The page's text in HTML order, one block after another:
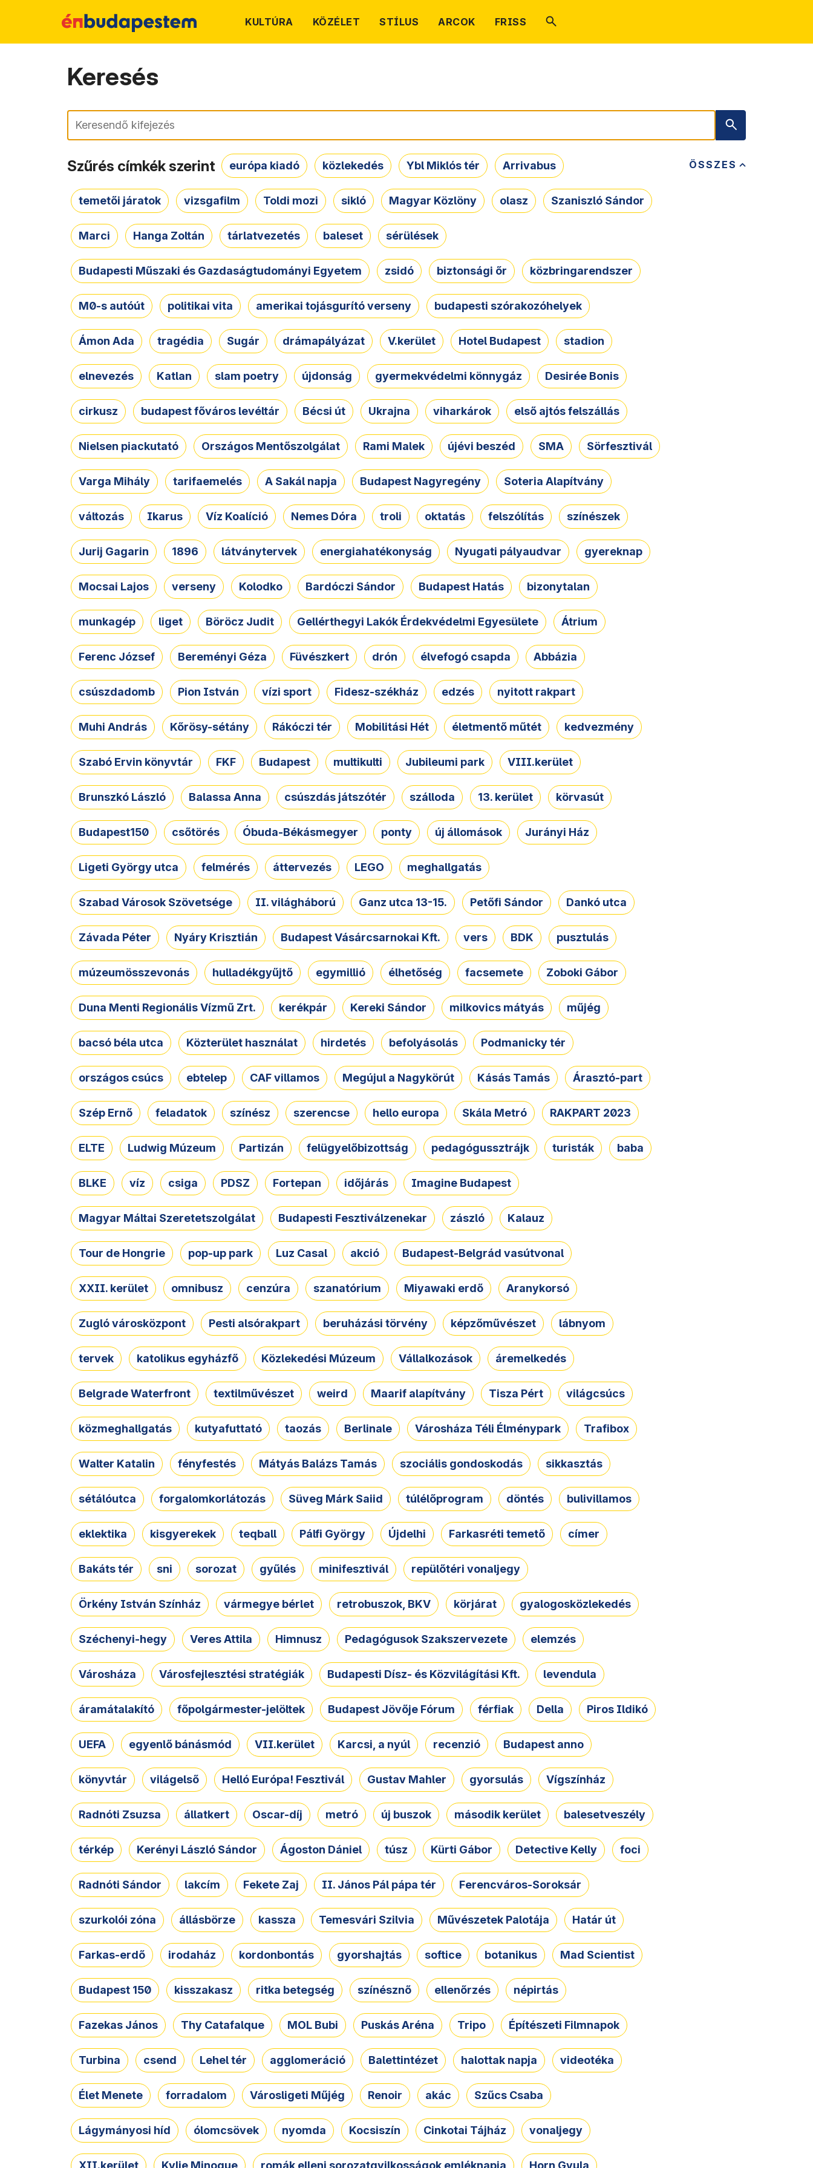
KULTÚRA KÖZÉLET STÍLUS ARCOK FRISS
Keresés
Keresés
ÖSSZES
Szűrés címkék szerint európa kiadó közlekedés Ybl Miklós tér Arrivabus
temetői járatok vizsgafilm Toldi mozi sikló Magyar Közlöny olasz Szaniszló Sándor
Marci Hanga Zoltán tárlatvezetés baleset sérülések
Budapesti Műszaki és Gazdaságtudományi Egyetem zsidó biztonsági őr közbringarendszer
M0-s autóút politikai vita amerikai tojásgurító verseny budapesti szórakozóhelyek
Ámon Ada tragédia Sugár drámapályázat V.kerület Hotel Budapest stadion
elnevezés Katlan slam poetry újdonság gyermekvédelmi könnygáz Desirée Bonis
cirkusz budapest főváros levéltár Bécsi út Ukrajna viharkárok első ajtós felszállás
Nielsen piackutató Országos Mentőszolgálat Rami Malek újévi beszéd SMA Sörfesztivál
Varga Mihály tarifaemelés A Sakál napja Budapest Nagyregény Soteria Alapítvány
változás Ikarus Víz Koalíció Nemes Dóra troli oktatás felszólítás színészek
Jurij Gagarin 1896 látványtervek energiahatékonyság Nyugati pályaudvar gyereknap
Mocsai Lajos verseny Kolodko Bardóczi Sándor Budapest Hatás bizonytalan
munkagép liget Böröcz Judit Gellérthegyi Lakók Érdekvédelmi Egyesülete Átrium
Ferenc József Bereményi Géza Füvészkert drón élvefogó csapda Abbázia
csúszdadomb Pion István vízi sport Fidesz-székház edzés nyitott rakpart
Muhi András Kőrösy-sétány Rákóczi tér Mobilitási Hét életmentő műtét kedvezmény
Szabó Ervin könyvtár FKF Budapest multikulti Jubileumi park VIII.kerület
Brunszkó László Balassa Anna csúszdás játszótér szálloda 13. kerület körvasút
Budapest150 csőtörés Óbuda-Békásmegyer ponty új állomások Jurányi Ház
Ligeti György utca felmérés áttervezés LEGO meghallgatás
Szabad Városok Szövetsége II. világháború Ganz utca 13-15. Petőfi Sándor Dankó utca
Závada Péter Nyáry Krisztián Budapest Vásárcsarnokai Kft. vers BDK pusztulás
múzeumösszevonás hulladékgyűjtő egymillió élhetőség facsemete Zoboki Gábor
Duna Menti Regionális Vízmű Zrt. kerékpár Kereki Sándor milkovics mátyás műjég
bacsó béla utca Közterület használat hirdetés befolyásolás Podmanicky tér
országos csúcs ebtelep CAF villamos Megújul a Nagykörút Kásás Tamás Árasztó-part
Szép Ernő feladatok színész szerencse hello europa Skála Metró RAKPART 2023
ELTE Ludwig Múzeum Partizán felügyelőbizottság pedagógussztrájk turisták baba
BLKE víz csiga PDSZ Fortepan időjárás Imagine Budapest
Magyar Máltai Szeretetszolgálat Budapesti Fesztiválzenekar zászló Kalauz
Tour de Hongrie pop-up park Luz Casal akció Budapest-Belgrád vasútvonal
XXII. kerület omnibusz cenzúra szanatórium Miyawaki erdő Aranykorsó
Zugló városközpont Pesti alsórakpart beruházási törvény képzőművészet lábnyom
tervek katolikus egyházfő Közlekedési Múzeum Vállalkozások áremelkedés
Belgrade Waterfront textilművészet weird Maarif alapítvány Tisza Pért világcsúcs
közmeghallgatás kutyafuttató taozás Berlinale Városháza Téli Élménypark Trafibox
Walter Katalin fényfestés Mátyás Balázs Tamás szociális gondoskodás sikkasztás
sétálóutca forgalomkorlátozás Süveg Márk Saiid túlélőprogram döntés bulivillamos
eklektika kisgyerekek teqball Pálfi György Újdelhi Farkasréti temető címer
Bakáts tér sni sorozat gyűlés minifesztivál repülőtéri vonaljegy
Örkény István Színház vármegye bérlet retrobuszok, BKV körjárat gyalogosközlekedés
Széchenyi-hegy Veres Attila Himnusz Pedagógusok Szakszervezete elemzés
Városháza Városfejlesztési stratégiák Budapesti Dísz- és Közvilágítási Kft. levendula
áramátalakító főpolgármester-jelöltek Budapest Jövője Fórum férfiak Della Piros Ildikó
UEFA egyenlő bánásmód VII.kerület Karcsi, a nyúl recenzió Budapest anno
könyvtár világelső Helló Európa! Fesztivál Gustav Mahler gyorsulás Vígszínház
Radnóti Zsuzsa állatkert Oscar-díj metró új buszok második kerület balesetveszély
térkép Kerényi László Sándor Ágoston Dániel túsz Kürti Gábor Detective Kelly foci
Radnóti Sándor lakcím Fekete Zaj II. János Pál pápa tér Ferencváros-Soroksár
szurkolói zóna állásbörze kassza Temesvári Szilvia Művészetek Palotája Határ út
Farkas-erdő irodaház kordonbontás gyorshajtás softice botanikus Mad Scientist
Budapest 150 kisszakasz ritka betegség színésznő ellenőrzés népirtás
Fazekas János Thy Catafalque MOL Bubi Puskás Aréna Tripo Építészeti Filmnapok
Turbina csend Lehel tér agglomeráció Balettintézet halottak napja videotéka
Élet Menete forradalom Városligeti Műjég Renoir akác Szűcs Csaba
Lágymányosi híd ólomcsövek nyomda Kocsiszín Cinkotai Tájház vonaljegy
XII.kerület Kylie Minogue romák elleni sorozatgyilkosságok emléknapja Horn Gyula